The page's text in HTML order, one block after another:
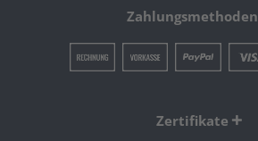
Zahlungsmethoden
Zertifikate